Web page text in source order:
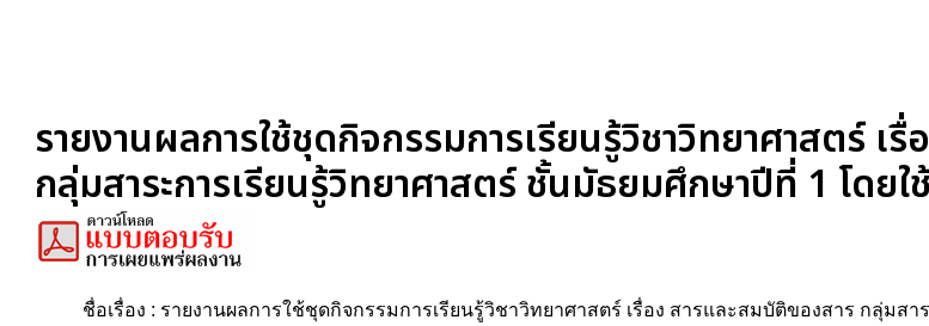
รายงานผลการใช้ชุดกิจกรรมการเรียนรู้วิชาวิทยาศาสตร์ เ
กลุ่มสาระการเรียนรู้วิทยาศาสตร์ ชั้นมัธยมศึกษาปีที่ 1 โดยใ
ชื่อเรื่อง : รายงานผลการใช้ชุดกิจกรรมการเรียนรู้วิชาวิทยาศาสตร์ เรื่อง สารและสมบัติของสาร กลุ่มส